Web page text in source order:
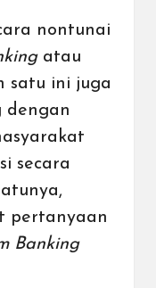
nontunai
atau
satu ini juga
dengan
secara
pertanyaan
Banking